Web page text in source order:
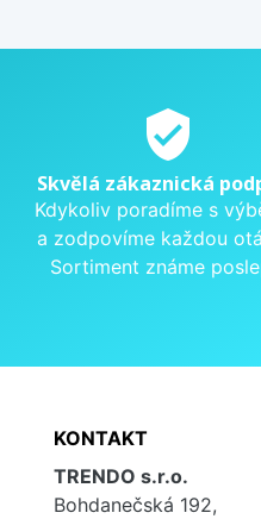
verified_user
Skvělá zákaznická
Kdykoliv poradíme s
a zodpovíme každou
Sortiment známe
KONTAKT
TRENDO s.r.o.
Bohdanečská 192,